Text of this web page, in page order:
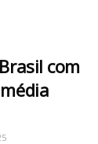
com